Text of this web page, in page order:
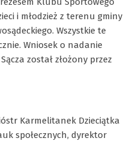
i młodzież z terenu gminy
Wszystkie te
Wniosek o nadanie
został złożony przez
Karmelitanek Dzieciątka
społecznych, dyrektor